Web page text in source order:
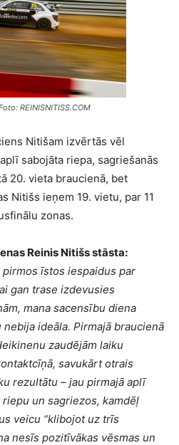
REINISNITISS.COM
Nitišam izvērtās vēl
sabojāta riepa, sagriešanās
20. vieta braucienā, bet
Nitišs ieņem 19. vietu, par 11
zonas.
Reinis Nitišs stāsta:
īstos iespaidus par
gan trase izdevusies
mana sacensību diena
ideāla. Pirmajā braucienā
zaudējām laiku
savukārt otrais
rezultātu – jau pirmajā aplī
un sagriezos, kamdēļ
veicu “klibojot uz trīs
nesīs pozitīvākas vēsmas un